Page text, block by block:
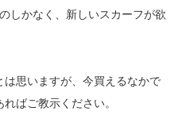
しかなく、新しいスカーフが欲
思いますが、今買えるなかで
ばご教示ください。